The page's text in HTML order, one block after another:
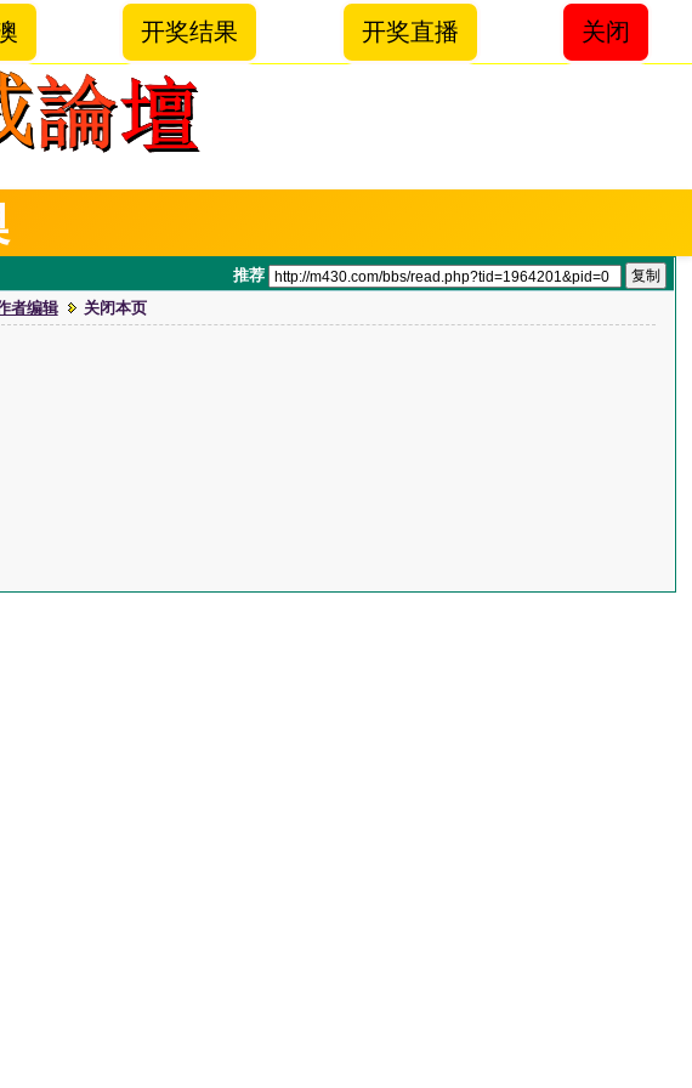
开奖结果 开奖直播 关闭
推荐
者编辑 关闭本页